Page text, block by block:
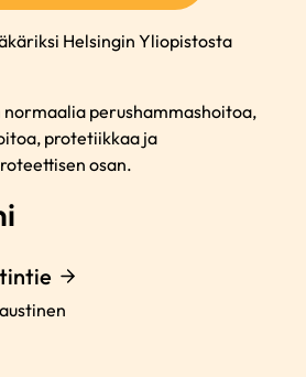
Helsingin Yliopistosta
normaalia perushammashoitoa,
protetiikkaa ja
osan.